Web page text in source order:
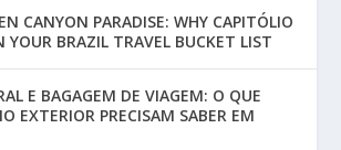
CANYON PARADISE: WHY CAPITÓLIO
YOUR BRAZIL TRAVEL BUCKET LIST
E BAGAGEM DE VIAGEM: O QUE
EXTERIOR PRECISAM SABER EM